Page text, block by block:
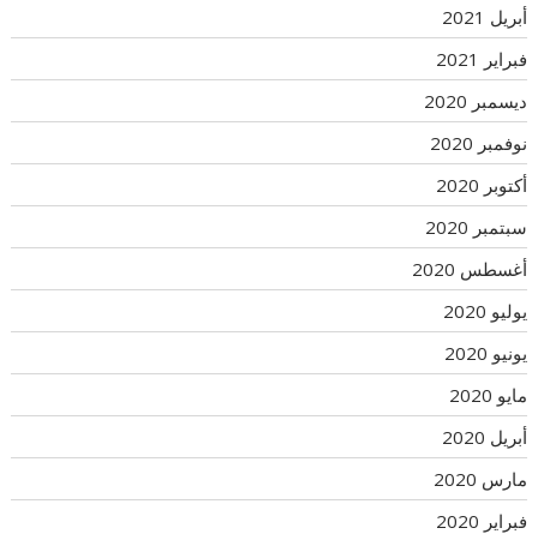
أبريل 2021
فبراير 2021
ديسمبر 2020
نوفمبر 2020
أكتوبر 2020
سبتمبر 2020
أغسطس 2020
يوليو 2020
يونيو 2020
مايو 2020
أبريل 2020
مارس 2020
فبراير 2020